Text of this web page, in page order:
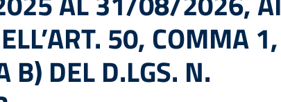
50, COMMA 1,
B) DEL D.LGS. N.